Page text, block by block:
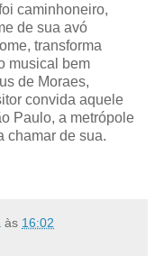
caminhoneiro,
de sua avó
transforma
musical bem
de Moraes,
convida aquele
Paulo, a metrópole
chamar de sua.
às 16:02